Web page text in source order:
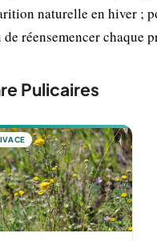
naturelle en hiver ;
réensemencer chaque
Pulicaires